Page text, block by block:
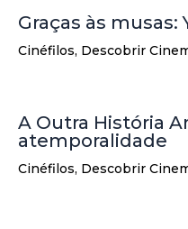
Graças às
Cinéfilos, Descobrir
A Outra História
atemporalidade
Cinéfilos, Descobrir